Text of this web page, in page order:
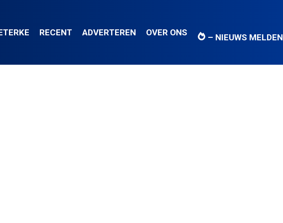
RECENT ADVERTEREN OVER ONS – NIEUWS MELDEN